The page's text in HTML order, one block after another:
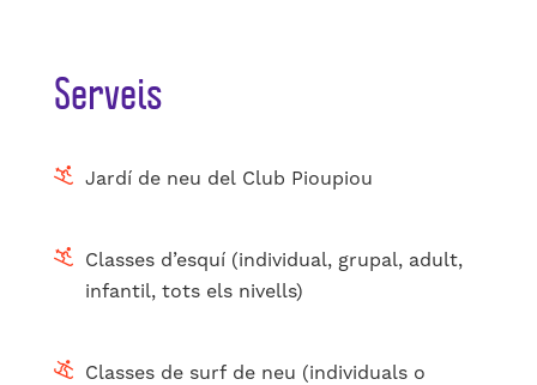
Serveis
Jardí de neu del Club Pioupiou
Classes d’esquí (individual, grupal, adult,
infantil, tots els nivells)
Classes de surf de neu (individuals o